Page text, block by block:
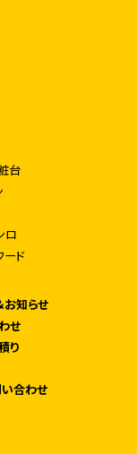
台
ロ
ード
お知らせ
せ
り
合わせ